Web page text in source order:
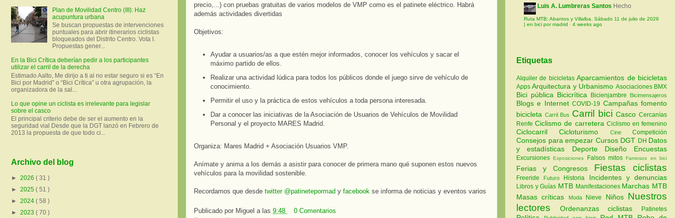
precio,...) con pruebas gratuitas de varios modelos de VMP como es el patinete eléctrico. Habrá
además actividades divertidas
Objetivos:
Ayudar a usuarios/as a que estén mejor informados, conocer los vehículos y sacar el
máximo partido de ellos.
Realizar una actividad lúdica para todos los públicos donde el juego sirve de vehículo de
conocimiento.
Permitir el uso y la práctica de estos vehículos a toda persona interesada.
Dar a conocer las iniciativas de la Asociación de Usuarios de Vehículos de Movilidad
Personal y el proyecto MARES Madrid.
Organiza: Mares Madrid + Asociación Usuarios VMP.
Anímate y anima a los demás a asistir para conocer de primera mano qué suponen estos nuevos
vehículos para la movilidad sostenible.
Recordamos que desde twitter @patinetepormad y facebook se informa de noticias y eventos varios
Publicado por Miguel a las 9:48
0 Comentarios
Plan de Movilidad Centro (III): Haz
acupuntura urbana
Se buscan propuestas de intervenciones
puntuales para abrir itinerarios ciclistas
bloqueados del Distrito Centro. Vota I.
Propuestas gener...
En la Bici Crítica deberían pedir a los participantes
utilizar el carril de la derecha
Estimado Aalto, Me dirijo a ti al no estar seguro si es “En
Bici por Madrid” o “Bici Crítica” u otra agrupación, la
organizadora de la sal...
Lo que opine un ciclista es irrelevante para legislar
sobre el casco
El principal criterio debe de ser el aumento en la
seguridad vial Desde que la DGT lanzó en Febrero de
2013 la propuesta de que todo ci...
Archivo del blog
► 2026 ( 31 )
► 2025 ( 51 )
► 2024 ( 58 )
► 2023 ( 70 )
Luis A. Lumbreras Santos Hecho
Ruta MTB: Abantos y Villalba. Sábado 11 de julio de 2026
| en bici por madrid · 4 weeks ago
Etiquetas
Alquiler de bicicletasAparcamientos de bicicletas
AppsArquitectura y Urbanismo Asociaciones BMX
Bici pública Bicicrítica Bicienjambre Bicimensajeros
Blogs e InternetCOVID-19 Campañas fomento
bicicleta Carril Bus Carril biciCascoCercanías
RenfeCiclismo de carretera Ciclismo en femenino
CiclocarrilCicloturismo CineCompetición
Consejos para empezar Cursos DGT DH Datos
y estadísticas Deporte Diseño Encuestas
ExcursionesExposiciones Falsos mitosFamosos en bici
Ferias y Congresos Fiestas ciclistas
Freeride Futuro Historia Incidentes y denuncias
Libros y Guías MTB Manifestaciones Marchas MTB
Masas críticas
Moda Nieve Niños Nuestros
lectores
Ordenanzas ciclistas Patinetes